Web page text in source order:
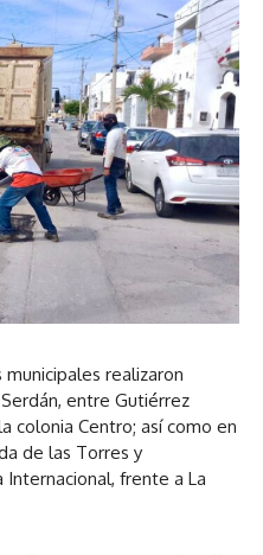
realizaron
entre Gutiérrez
colonia Centro; así como en
de las Torres y
frente a La